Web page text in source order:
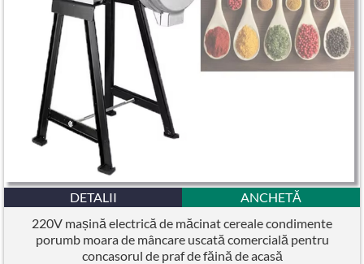
DETALII
ANCHETĂ
220V mașină electrică de măcinat cereale condimente
porumb moara de mâncare uscată comercială pentru
concasorul de praf de făină de acasă